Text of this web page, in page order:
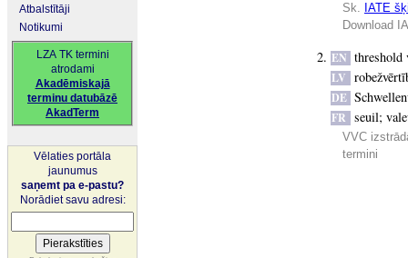
Atbalstītāji
Notikumi
LZA TK termini
atrodami
Akadēmiskajā
terminu datubāzē
AkadTerm
Vēlaties portāla
jaunumus
saņemt pa e-pastu?
Norādiet savu adresi:
Sk. IATE
Download
EN threshold
LV
DE
FR seuil;
VVC
termini